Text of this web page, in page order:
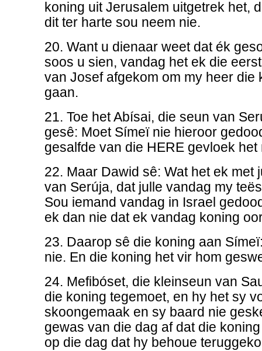
koning uit Jerusalem uitgetrek het,
dit ter harte sou neem nie.
20. Want u dienaar weet dat ék
soos u sien, vandag het ek die
van Josef afgekom om my heer die
gaan.
21. Toe het Abísai, die seun van
gesê: Moet Símeï nie hieroor
gesalfde van die HERE gevloek het
22. Maar Dawid sê: Wat het ek met
van Serúja, dat julle vandag my
Sou iemand vandag in Israel
ek dan nie dat ek vandag koning
23. Daarop sê die koning aan
nie. En die koning het vir hom
24. Mefibóset, die kleinseun van
die koning tegemoet, en hy het sy
skoongemaak en sy baard nie
gewas van die dag af dat die
op die dag dat hy behoue